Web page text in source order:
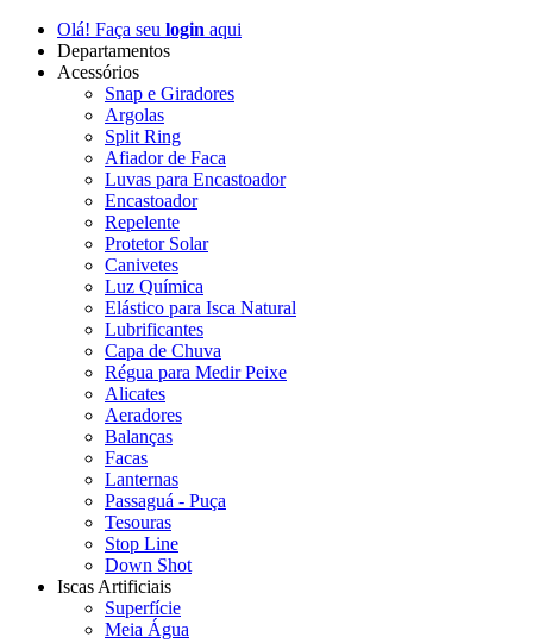
Olá! Faça seu login aqui
Departamentos
Acessórios
Snap e Giradores
Argolas
Split Ring
Afiador de Faca
Luvas para Encastoador
Encastoador
Repelente
Protetor Solar
Canivetes
Luz Química
Elástico para Isca Natural
Lubrificantes
Capa de Chuva
Régua para Medir Peixe
Alicates
Aeradores
Balanças
Facas
Lanternas
Passaguá - Puça
Tesouras
Stop Line
Down Shot
Iscas Artificiais
Superfície
Meia Água